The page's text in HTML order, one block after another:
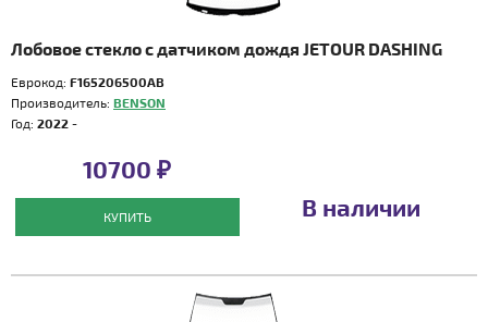
Лобовое стекло с датчиком дождя JETOUR DASHING
Еврокод: F165206500AB
Производитель: BENSON
Год: 2022 -
10700 ₽
КУПИТЬ В наличии